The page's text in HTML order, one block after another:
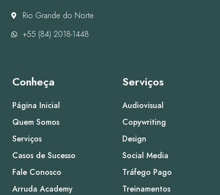
Rio Grande do Norte
+55 (84) 2018-1448
Conheça
Página Inicial
Quem Somos
Serviços
Casos de Sucesso
Fale Conosco
Arruda Academy
Serviços
Audiovisual
Copywriting
Design
Social Media
Tráfego Pago
Treinamentos